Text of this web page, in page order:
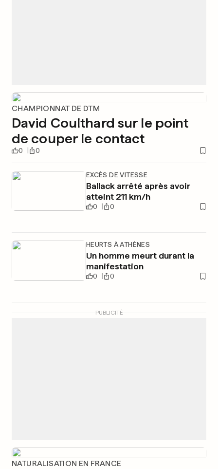
CHAMPIONNAT DE DTM
David Coulthard sur le point
de couper le contact
0 0
EXCÈS DE VITESSE
Ballack arrêté après avoir
atteint 211 km/h
0 0
HEURTS À ATHÈNES
Un homme meurt durant la
manifestation
0 0
PUBLICITÉ
NATURALISATION EN FRANCE